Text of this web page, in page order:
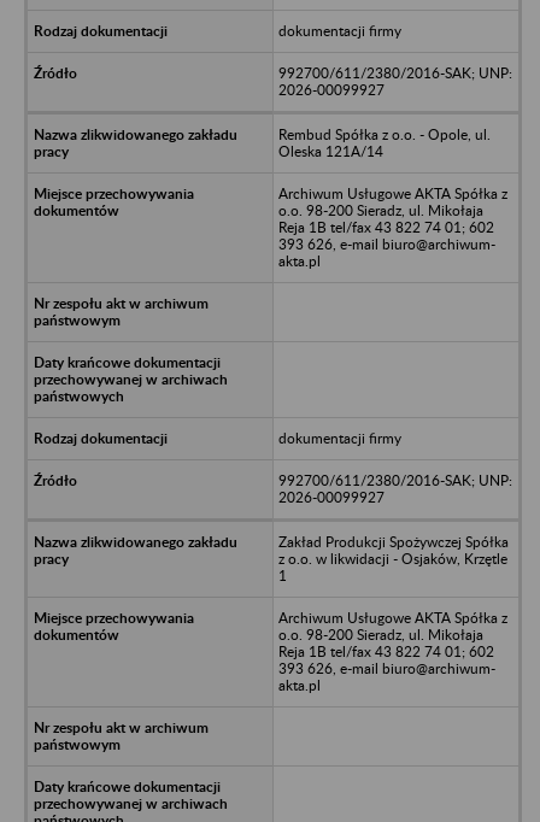
dokumentacji firmy
992700/611/2380/2016-SAK; UNP:
2026-00099927
Rembud Spółka z o.o. - Opole, ul.
Oleska 121A/14
Archiwum Usługowe AKTA Spółka z
o.o. 98-200 Sieradz, ul. Mikołaja
Reja 1B tel/fax 43 822 74 01; 602
393 626, e-mail biuro@archiwum-
akta.pl
dokumentacji firmy
992700/611/2380/2016-SAK; UNP:
2026-00099927
Zakład Produkcji Spożywczej Spółka
z o.o. w likwidacji - Osjaków, Krzętle
1
Archiwum Usługowe AKTA Spółka z
o.o. 98-200 Sieradz, ul. Mikołaja
Reja 1B tel/fax 43 822 74 01; 602
393 626, e-mail biuro@archiwum-
akta.pl